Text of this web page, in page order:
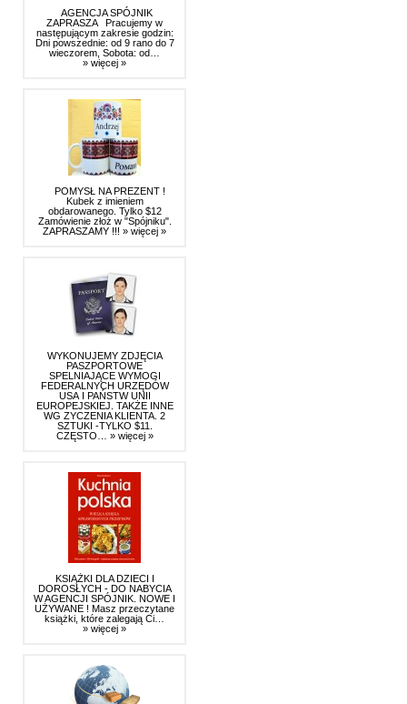
AGENCJA SPÓJNIK
ZAPRASZA Pracujemy w
następującym zakresie godzin:
Dni powszednie: od 9 rano do 7
wieczorem, Sobota: od…
» więcej »
POMYSŁ NA PREZENT !
Kubek z imieniem
obdarowanego. Tylko $12
Zamówienie złoż w "Spójniku".
ZAPRASZAMY !!! » więcej »
WYKONUJEMY ZDJĘCIA
PASZPORTOWE
SPELNIAJĄCE WYMOGI
FEDERALNYCH URZĘDÓW
USA I PAŃSTW UNII
EUROPEJSKIEJ. TAKŻE INNE
WG ZYCZENIA KLIENTA. 2
SZTUKI -TYLKO $11.
CZĘSTO… » więcej »
KSIĄŻKI DLA DZIECI I
DOROSŁYCH - DO NABYCIA
W AGENCJI SPÓJNIK. NOWE I
UŻYWANE ! Masz przeczytane
książki, które zalegają Ci…
» więcej »